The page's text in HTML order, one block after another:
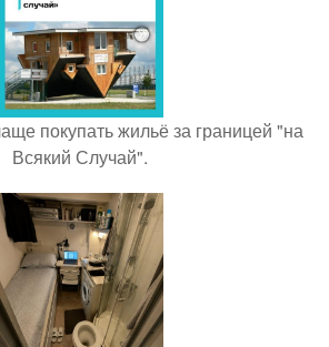
покупать жильё за границей "на
Всякий Случай".